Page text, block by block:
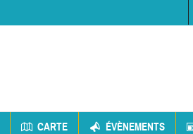
CARTE ÉVÈNEMENTS